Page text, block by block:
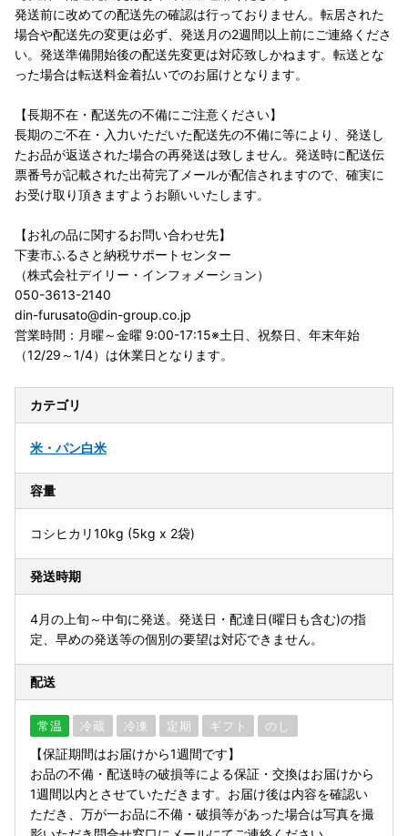
発送前に改めての配送先の確認は行っておりません。転居された
場合や配送先の変更は必ず、発送月の2週間以上前にご連絡くださ
い。発送準備開始後の配送先変更は対応致しかねます。転送とな
った場合は転送料金着払いでのお届けとなります。
【長期不在・配送先の不備にご注意ください】
長期のご不在・入力いただいた配送先の不備に等により、発送し
たお品が返送された場合の再発送は致しません。発送時に配送伝
票番号が記載された出荷完了メールが配信されますので、確実に
お受け取り頂きますようお願いいたします。
【お礼の品に関するお問い合わせ先】
下妻市ふるさと納税サポートセンター
（株式会社デイリー・インフォメーション）
050-3613-2140
din-furusato@din-group.co.jp
営業時間：月曜～金曜 9:00-17:15※土日、祝祭日、年末年始
（12/29～1/4）は休業日となります。
カテゴリ
米・パン白米
容量
コシヒカリ10kg (5kg x 2袋)
発送時期
4月の上旬～中旬に発送。発送日・配達日(曜日も含む)の指
定、早めの発送等の個別の要望は対応できません。
配送
常温 冷蔵 冷凍 定期 ギフト のし
【保証期間はお届けから1週間です】
お品の不備・配送時の破損等による保証・交換はお届けから
1週間以内とさせていただきます。お届け後は内容を確認い
ただき、万が一お品に不備・破損等があった場合は写真を撮